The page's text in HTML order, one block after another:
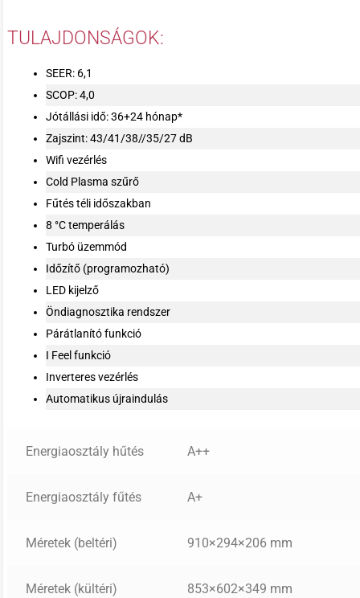
TULAJDONSÁGOK:
SEER: 6,1
SCOP: 4,0
Jótállási idő: 36+24 hónap*
Zajszint: 43/41/38//35/27 dB
Wifi vezérlés
Cold Plasma szűrő
Fűtés téli időszakban
8 °C temperálás
Turbó üzemmód
Időzítő (programozható)
LED kijelző
Öndiagnosztika rendszer
Párátlanító funkció
I Feel funkció
Inverteres vezérlés
Automatikus újraindulás
Energiaosztály hűtés A++
Energiaosztály fűtés A+
Méretek (beltéri) 910×294×206 mm
Méretek (kültéri) 853×602×349 mm